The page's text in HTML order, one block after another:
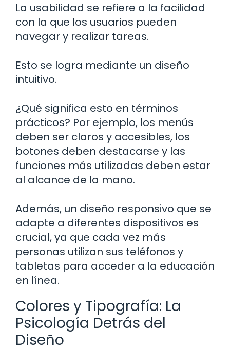
La usabilidad se refiere a la facilidad
con la que los usuarios pueden
navegar y realizar tareas.
Esto se logra mediante un diseño
intuitivo.
¿Qué significa esto en términos
prácticos? Por ejemplo, los menús
deben ser claros y accesibles, los
botones deben destacarse y las
funciones más utilizadas deben estar
al alcance de la mano.
Además, un diseño responsivo que se
adapte a diferentes dispositivos es
crucial, ya que cada vez más
personas utilizan sus teléfonos y
tabletas para acceder a la educación
en línea.
Colores y Tipografía: La
Psicología Detrás del
Diseño